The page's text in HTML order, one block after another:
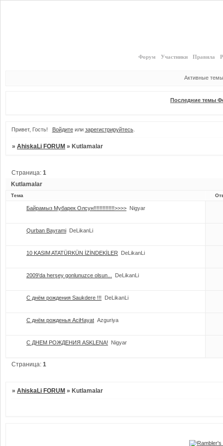
Форум Участники Правила
Активные темы
Последние темы
Привет, Гость! Войдитеили зарегистрируйтесь.
»AhiskaLi FORUM »Kutlamalar
Kutlamalar
Страница:1
Тема
Байрамыз Мубарек Олсун!!!!!!!!!!!!!!>>>> Nigyar
Qurban Bayrami DeLikanLi
10 KASIM ATATÜRKÜN İZİNDEKİLER DeLikanLi
2009'da herşey gonlunuzce olsun... DeLikanLi
С днём рождения Saukdere !!! DeLikanLi
С днём рожденья AciHayat Azguriya
С ДНЕМ РОЖДЕНИЯ ASKLENA! Nigyar
Страница:1
»AhiskaLi FORUM » Kutlamalar